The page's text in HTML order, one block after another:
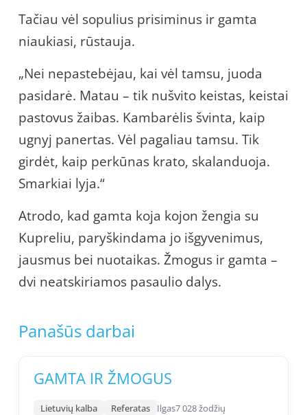
Tačiau vėl sopulius prisiminus ir gamta
niaukiasi, rūstauja.
„Nei nepastebėjau, kai vėl tamsu, juoda
pasidarė. Matau – tik nušvito keistas, keistai
pastovus žaibas. Kambarėlis švinta, kaip
ugnyj panertas. Vėl pagaliau tamsu. Tik
girdėt, kaip perkūnas krato, skalanduoja.
Smarkiai lyja.“
Atrodo, kad gamta koja kojon žengia su
Kupreliu, paryškindama jo išgyvenimus,
jausmus bei nuotaikas. Žmogus ir gamta –
dvi neatskiriamos pasaulio dalys.
Panašūs darbai
GAMTA IR ŽMOGUS
Lietuvių kalba Referatas Ilgas7 028 žodžių